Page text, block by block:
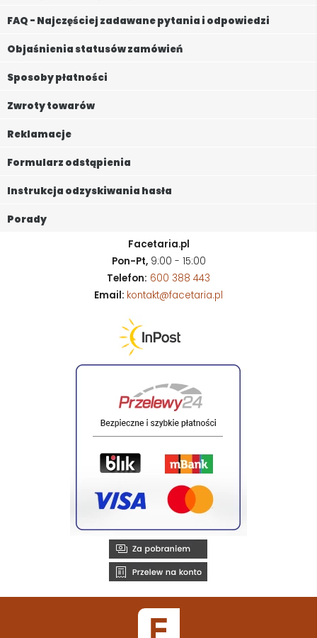
FAQ - Najczęściej zadawane pytania i odpowiedzi
Objaśnienia statusów zamówień
Sposoby płatności
Zwroty towarów
Reklamacje
Formularz odstąpienia
Instrukcja odzyskiwania hasła
Porady
Facetaria.pl
Pon-Pt,9:00 - 15:00
Telefon: 600 388 443
Email: kontakt@facetaria.pl